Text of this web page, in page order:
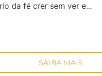
da fé crer sem ver e...
SAIBA MAIS